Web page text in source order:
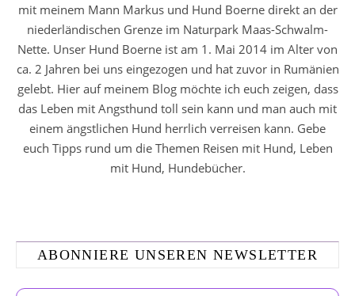
mit meinem Mann Markus und Hund Boerne direkt an der
niederländischen Grenze im Naturpark Maas-Schwalm-
Nette. Unser Hund Boerne ist am 1. Mai 2014 im Alter von
ca. 2 Jahren bei uns eingezogen und hat zuvor in Rumänien
gelebt. Hier auf meinem Blog möchte ich euch zeigen, dass
das Leben mit Angsthund toll sein kann und man auch mit
einem ängstlichen Hund herrlich verreisen kann. Gebe
euch Tipps rund um die Themen Reisen mit Hund, Leben
mit Hund, Hundebücher.
ABONNIERE UNSEREN NEWSLETTER